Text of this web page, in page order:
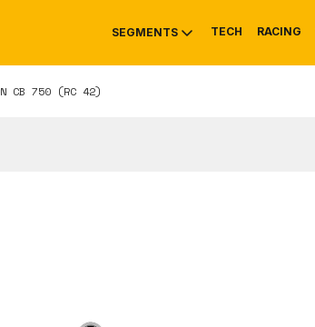
SEGMENTS TECH RACING
CB 750 (RC 42)